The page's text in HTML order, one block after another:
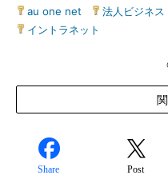
au one net
法人ビジネス
イントラネット
Share Post